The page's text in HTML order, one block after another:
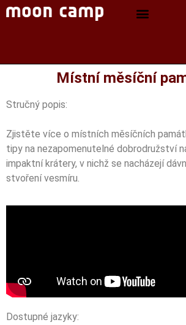
Místní měsíční
Stručný popis:
Zjistěte více o místních měsíčních
tipy na nezapomenutelné dobrodružství
impaktní krátery, v nichž se nacházejí
stvoření vesmíru.
Dostupné jazyky: